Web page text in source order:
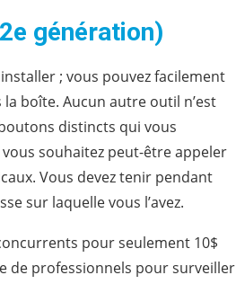
génération)
; vous pouvez facilement
boîte. Aucun autre outil n’est
distincts qui vous
souhaitez peut-être appeler
Vous devez tenir pendant
sur laquelle vous l’avez.
pour seulement 10$
de professionnels pour surveiller